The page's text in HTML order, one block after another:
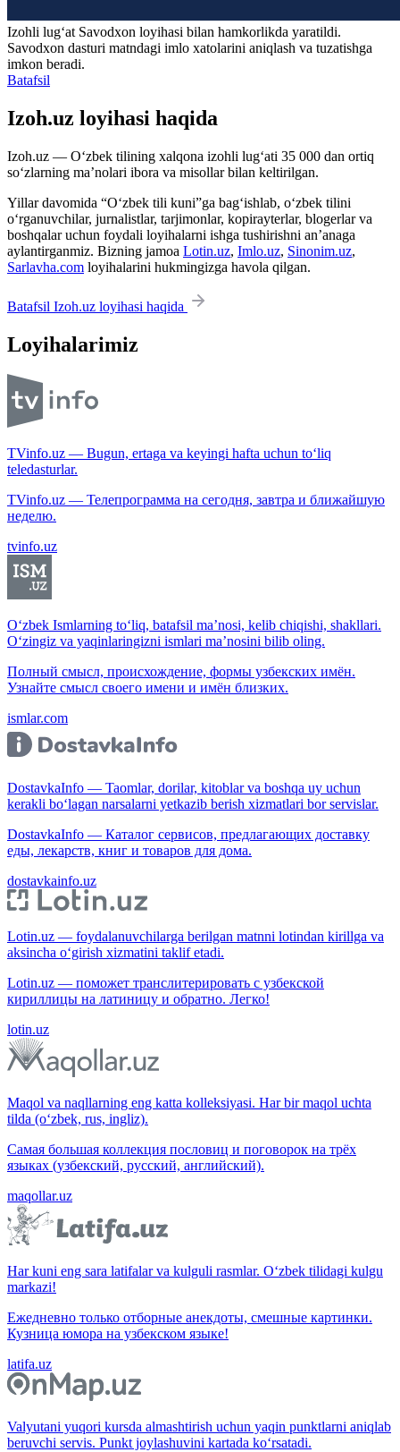
Izohli lugʻat Savodxon loyihasi bilan hamkorlikda yaratildi.
Savodxon dasturi matndagi imlo xatolarini aniqlash va tuzatishga
imkon beradi.
Batafsil
Izoh.uz loyihasi haqida
Izoh.uz — O‘zbek tilining xalqona izohli lug‘ati 35 000 dan ortiq
so‘zlarning ma’nolari ibora va misollar bilan keltirilgan.
Yillar davomida “O‘zbek tili kuni”ga bag‘ishlab, o‘zbek tilini
o‘rganuvchilar, jurnalistlar, tarjimonlar, kopirayterlar, blogerlar va
boshqalar uchun foydali loyihalarni ishga tushirishni an’anaga
aylantirganmiz. Bizning jamoa Lotin.uz, Imlo.uz, Sinonim.uz,
Sarlavha.com loyihalarini hukmingizga havola qilgan.
Batafsil Izoh.uz loyihasi haqida
Loyihalarimiz
TVinfo.uz — Bugun, ertaga va keyingi hafta uchun to‘liq
teledasturlar.
TVinfo.uz — Телепрограмма на сегодня, завтра и ближайшую
неделю.
tvinfo.uz
O‘zbek Ismlarning to‘liq, batafsil ma’nosi, kelib chiqishi, shakllari.
O‘zingiz va yaqinlaringizni ismlari ma’nosini bilib oling.
Полный смысл, происхождение, формы узбекских имён.
Узнайте смысл своего имени и имён близких.
ismlar.com
DostavkaInfo — Taomlar, dorilar, kitoblar va boshqa uy uchun
kerakli bo‘lagan narsalarni yetkazib berish xizmatlari bor servislar.
DostavkaInfo — Каталог сервисов, предлагающих доставку
еды, лекарств, книг и товаров для дома.
dostavkainfo.uz
Lotin.uz — foydalanuvchilarga berilgan matnni lotindan kirillga va
aksincha o‘girish xizmatini taklif etadi.
Lotin.uz — поможет транслитерировать с узбекской
кириллицы на латиницу и обратно. Легко!
lotin.uz
Maqol va naqllarning eng katta kolleksiyasi. Har bir maqol uchta
tilda (o‘zbek, rus, ingliz).
Самая большая коллекция пословиц и поговорок на трёх
языках (узбекский, русский, английский).
maqollar.uz
Har kuni eng sara latifalar va kulguli rasmlar. O‘zbek tilidagi kulgu
markazi!
Ежедневно только отборные анекдоты, смешные картинки.
Кузница юмора на узбекском языке!
latifa.uz
Valyutani yuqori kursda almashtirish uchun yaqin punktlarni aniqlab
beruvchi servis. Punkt joylashuvini kartada ko‘rsatadi.